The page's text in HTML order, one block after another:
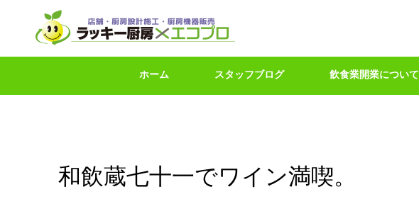
ホーム スタッフブログ 飲食業開業について
和飲蔵七十一でワイン満喫。